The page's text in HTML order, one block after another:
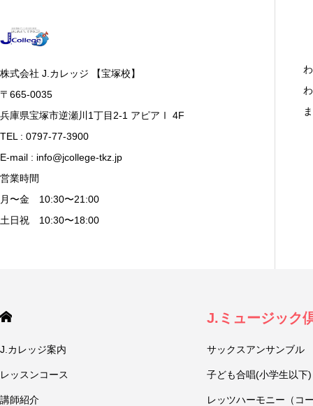
株式会社 J.カレッジ 【宝塚校】
〒665-0035
兵庫県宝塚市逆瀬川1丁目2-1 アピアⅠ 4F
TEL : 0797-77-3900
E-mail : info@jcollege-tkz.jp
営業時間
月〜金 10:30〜21:00
土日祝 10:30〜18:00
J.カレッジ案内
レッスンコース
講師紹介
J.ミュージック
サックスアンサンブル
子ども合唱(小学生以下)
レッツハーモニー（コ